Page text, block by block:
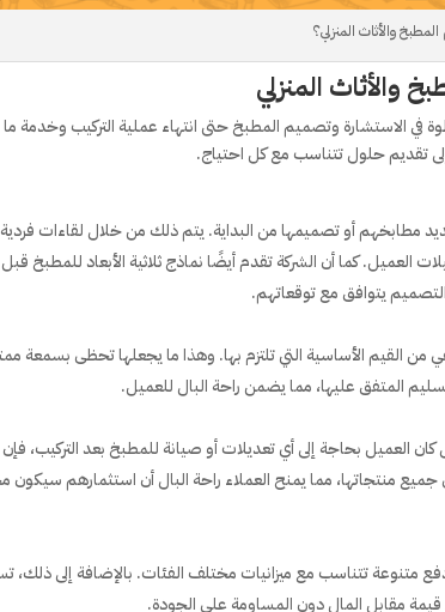
والأثاث المنزلي؟
والأثاث المنزلي
في الاستشارة وتصميم المطبخ حتى انتهاء عملية التركيب وخدمة
تقديم حلول تتناسب مع كل احتياج.
مطابخهم أو تصميمها من البداية. يتم ذلك من خلال لقاءات
العميل. كما أن الشركة تقدم أيضًا نماذج ثلاثية الأبعاد للمطبخ
يتوافق مع توقعاتهم.
القيم الأساسية التي تلتزم بها. وهذا ما يجعلها تحظى بسمعة
المتفق عليها، مما يضمن راحة البال للعميل.
العميل بحاجة إلى أي تعديلات أو صيانة للمطبخ بعد التركيب،
جميع منتجاتها، مما يمنح العملاء راحة البال أن استثمارهم سيكون
متنوعة تتناسب مع ميزانيات مختلف الفئات. بالإضافة إلى ذلك،
مقابل المال دون المساومة على الجودة.